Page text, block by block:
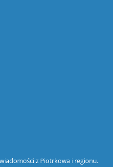
z Piotrkowa i regionu.